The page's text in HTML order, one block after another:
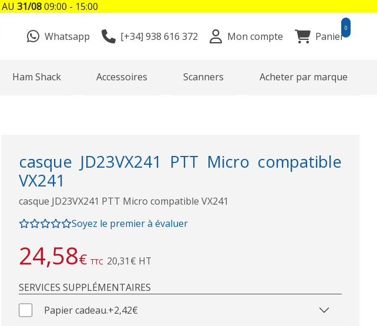
Whatsapp [+34] 938 616 372 Mon compte Panier
0
Ham Shack Accessoires Scanners Acheter par marque
casque JD23VX241 PTT Micro compatible
VX241
casque JD23VX241 PTT Micro compatible VX241
Soyez le premier à évaluer
24,58€ TTC 20,31€ HT
SERVICES SUPPLÉMENTAIRES
Papier cadeau.+2,42€
AU 31/0809:00 - 15:00